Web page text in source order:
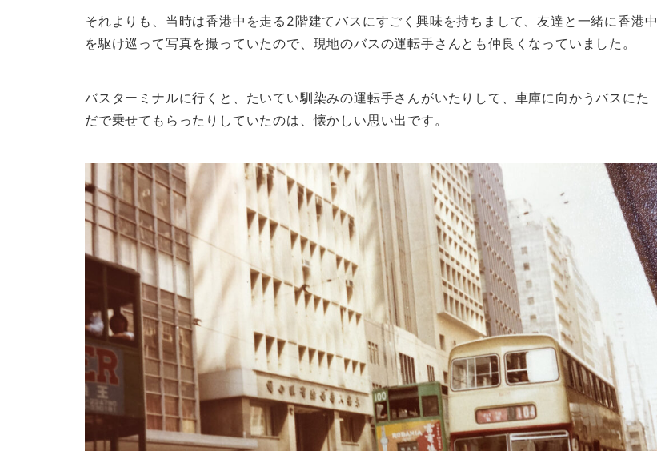
それよりも、当時は香港中を走る2階建てバスにすごく興味を持ちまして、友達と一緒に香港中
を駆け巡って写真を撮っていたので、現地のバスの運転手さんとも仲良くなっていました。
バスターミナルに行くと、たいてい馴染みの運転手さんがいたりして、車庫に向かうバスにた
だで乗せてもらったりしていたのは、懐かしい思い出です。